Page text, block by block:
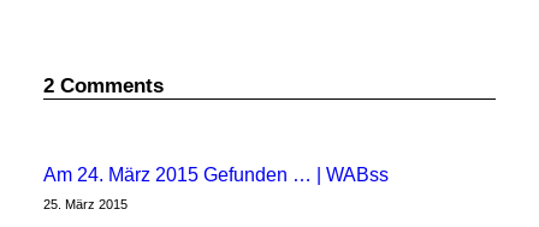
„7 in 17“ bei Opel
Opel hat unter dem Motto „7 in 17“ für 2017
2 Comments
Am 24. März 2015 Gefunden … | WABss
25. März 2015